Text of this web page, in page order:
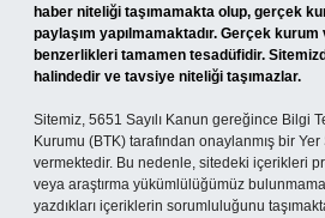
haber niteliği taşımamakta olup, gerçek
paylaşım yapılmamaktadır. Gerçek
benzerlikleri tamamen tesadüfidir.
halindedir ve tavsiye niteliği taşımazlar.
Sitemiz, 5651 Sayılı Kanun gereğince Bilgi
Kurumu (BTK) tarafından onaylanmış bir
vermektedir. Bu nedenle, sitedeki içerikleri
veya araştırma yükümlülüğümüz
yazdıkları içeriklerin sorumluluğunu